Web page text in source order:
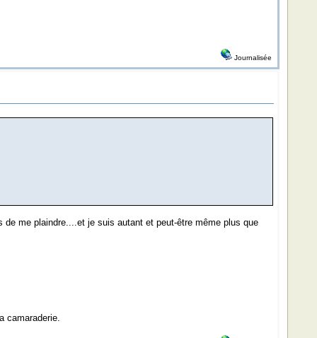
Journalisée
me plaindre....et je suis autant et peut-être même plus que
camaraderie.